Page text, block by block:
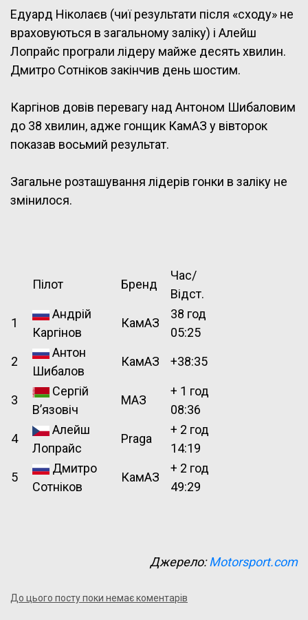
Едуард Ніколаєв (чиї результати після «сходу» не
враховуються в загальному заліку) і Алейш
Лопрайс програли лідеру майже десять хвилин.
Дмитро Сотніков закінчив день шостим.
Каргінов довів перевагу над Антоном Шибаловим
до 38 хвилин, адже гонщик КамАЗ у вівторок
показав восьмий результат.
Загальне розташування лідерів гонки в заліку не
змінилося.
Пілот Бренд
Час/
Відст.
1
Андрій
Каргінов
КамАЗ
38 год
05:25
2
Антон
Шибалов
КамАЗ +38:35
3
Сергій
В’язовіч
МАЗ
+ 1 год
08:36
4
Алейш
Лопрайс
Praga
+ 2 год
14:19
5
Дмитро
Сотніков
КамАЗ
+ 2 год
49:29
Джерело:Motorsport.com
До цього посту поки немає коментарів